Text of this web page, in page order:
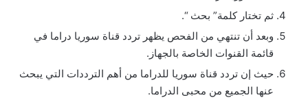
ثم تختار كلمة” بحث “.
وبعد أن تنتهي من الفحص يظهر تردد قناة سوريا دراما في
قائمة القنوات الخاصة بالجهاز.
حيث إن تردد قناة سوريا للدراما من أهم الترددات التي يبحث
عنها الجميع من محبى الدراما.